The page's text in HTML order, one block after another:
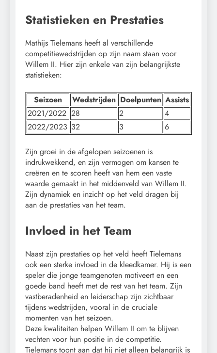
Statistieken en Prestaties
Mathijs Tielemans heeft al verschillende
competitiewedstrijden op zijn naam staan voor
Willem II. Hier zijn enkele van zijn belangrijkste
statistieken:
Seizoen Wedstrijden Doelpunten Assists
2021/2022 28 2
4
2022/2023 32 3 6
Zijn groei in de afgelopen seizoenen is
indrukwekkend, en zijn vermogen om kansen te
creëren en te scoren heeft van hem een vaste
waarde gemaakt in het middenveld van Willem II.
Zijn dynamiek en inzicht op het veld dragen bij
aan de prestaties van het team.
Invloed in het Team
Naast zijn prestaties op het veld heeft Tielemans
ook een sterke invloed in de kleedkamer. Hij is een
speler die jonge teamgenoten motiveert en een
goede band heeft met de rest van het team. Zijn
vastberadenheid en leiderschap zijn zichtbaar
tijdens wedstrijden, vooral in de cruciale
momenten van het seizoen.
Deze kwaliteiten helpen Willem II om te blijven
vechten voor hun positie in de competitie.
Tielemans toont aan dat hij niet alleen belangrijk is